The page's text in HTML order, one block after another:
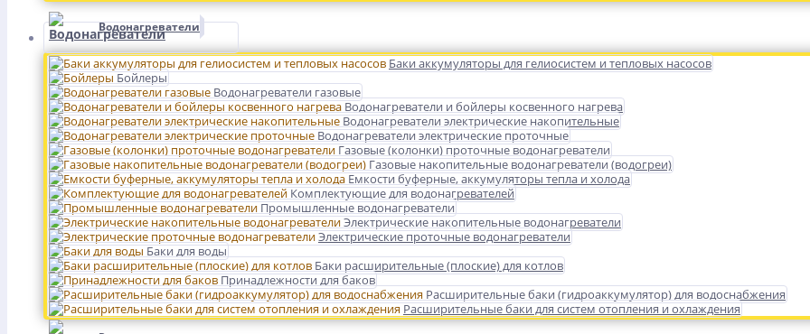
Водонагреватели
Баки аккумуляторы для гелиосистем и тепловых насосов
Бойлеры
Водонагреватели газовые
Водонагреватели и бойлеры косвенного нагрева
Водонагреватели электрические накопительные
Водонагреватели электрические проточные
Газовые (колонки) проточные водонагреватели
Газовые накопительные водонагреватели (водогреи)
Емкости буферные, аккумуляторы тепла и холода
Комплектующие для водонагревателей
Промышленные водонагреватели
Электрические накопительные водонагреватели
Электрические проточные водонагреватели
Баки для воды
Баки расширительные (плоские) для котлов
Принадлежности для баков
Расширительные баки (гидроаккумулятор) для водоснабжения
Расширительные баки для систем отопления и охлаждения